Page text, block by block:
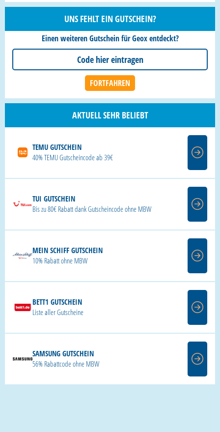
UNS FEHLT EIN GUTSCHEIN?
Einen weiteren Gutschein für Geox entdeckt?
AKTUELL SEHR BELIEBT
TEMU GUTSCHEIN
40% TEMU Gutscheincode ab 39€
TUI GUTSCHEIN
Bis zu 80€ Rabatt dank Gutscheincode ohne MBW
MEIN SCHIFF GUTSCHEIN
10% Rabatt ohne MBW
BETT1 GUTSCHEIN
Liste aller Gutscheine
SAMSUNG GUTSCHEIN
56% Rabattcode ohne MBW